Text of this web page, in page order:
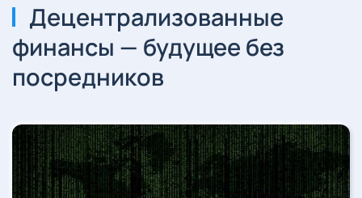
Децентрализованные
финансы — будущее без
посредников